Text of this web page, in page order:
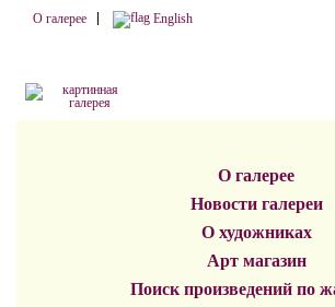
О галерее English
О галерее
Новости галереи
О художниках
Арт магазин
Поиск произведений по